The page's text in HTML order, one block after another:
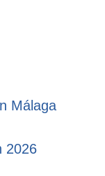
Málaga
2026